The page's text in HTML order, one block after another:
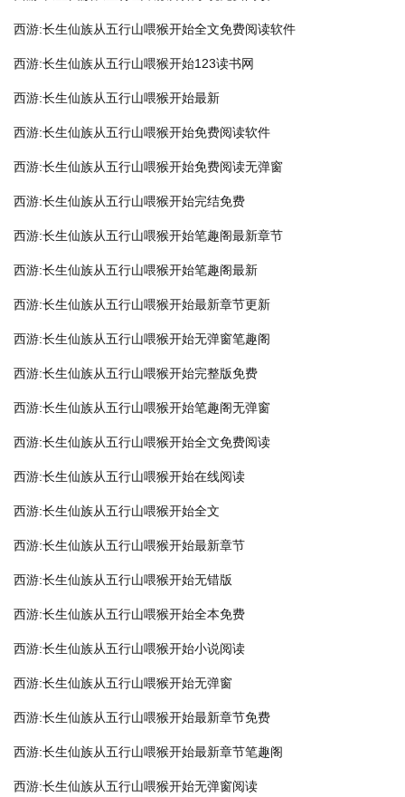
西游:长生仙族从五行山喂猴开始全文免费阅读软件
西游:长生仙族从五行山喂猴开始123读书网
西游:长生仙族从五行山喂猴开始最新
西游:长生仙族从五行山喂猴开始免费阅读软件
西游:长生仙族从五行山喂猴开始免费阅读无弹窗
西游:长生仙族从五行山喂猴开始完结免费
西游:长生仙族从五行山喂猴开始笔趣阁最新章节
西游:长生仙族从五行山喂猴开始笔趣阁最新
西游:长生仙族从五行山喂猴开始最新章节更新
西游:长生仙族从五行山喂猴开始无弹窗笔趣阁
西游:长生仙族从五行山喂猴开始完整版免费
西游:长生仙族从五行山喂猴开始笔趣阁无弹窗
西游:长生仙族从五行山喂猴开始全文免费阅读
西游:长生仙族从五行山喂猴开始在线阅读
西游:长生仙族从五行山喂猴开始全文
西游:长生仙族从五行山喂猴开始最新章节
西游:长生仙族从五行山喂猴开始无错版
西游:长生仙族从五行山喂猴开始全本免费
西游:长生仙族从五行山喂猴开始小说阅读
西游:长生仙族从五行山喂猴开始无弹窗
西游:长生仙族从五行山喂猴开始最新章节免费
西游:长生仙族从五行山喂猴开始最新章节笔趣阁
西游:长生仙族从五行山喂猴开始无弹窗阅读